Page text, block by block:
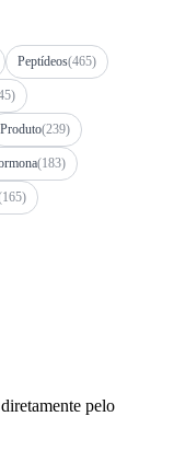
Peptídeos(465)
Produto(239)
(183)
pelo